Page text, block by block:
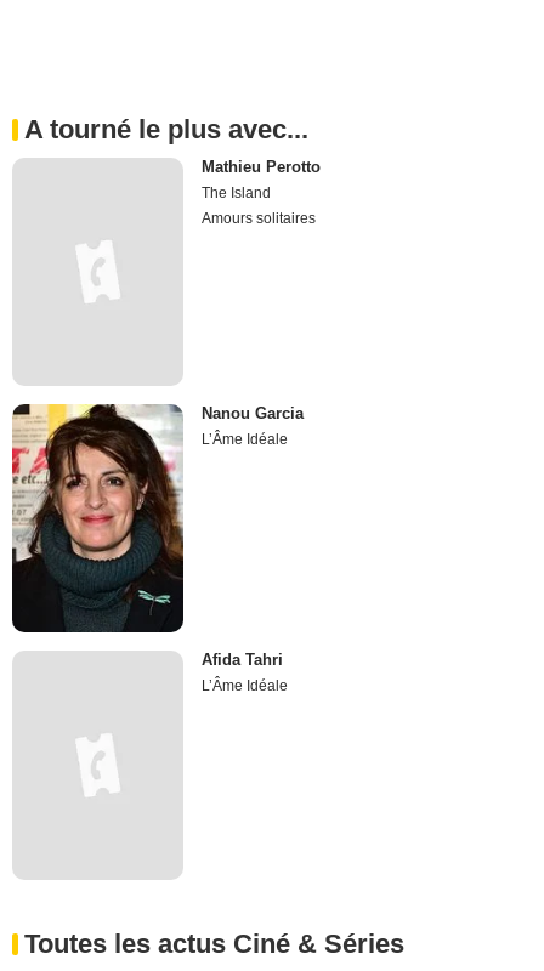
A tourné le plus avec...
Mathieu Perotto
The Island
Amours solitaires
Nanou Garcia
L’Âme Idéale
Afida Tahri
L’Âme Idéale
Toutes les actus Ciné & Séries